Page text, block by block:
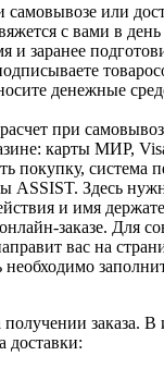
или
с вами в
и заранее
денежные
при
карты МИР,
покупку, система
ASSIST. Здесь
и имя
заказе. Для
вас на
необходимо
заказа. В
доставки: